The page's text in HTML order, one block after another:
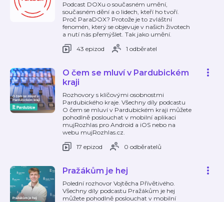
Podcast DOXu o současném umění,
současném dění a o lidech, kteří ho tvoří.
Proč ParaDOX? Protože je to zvláštní
fenomén, který se objevuje v našich životech
a nutí nás přemýšlet. Tak jako umění.
43 epizod
1 odběratel
O čem se mluví v Pardubickém
kraji
Rozhovory s klíčovými osobnostmi
Pardubického kraje. Všechny díly podcastu
O čem se mluví v Pardubickém kraji můžete
pohodlně poslouchat v mobilní aplikaci
mujRozhlas pro Android a iOS nebo na
webu mujRozhlas.cz.
17 epizod
0 odběratelů
Pražákům je hej
Polední rozhovor Vojtěcha Přívětivého.
Všechny díly podcastu Pražákům je hej
můžete pohodlně poslouchat v mobilní